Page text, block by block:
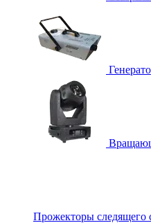
Прожекторы следящего